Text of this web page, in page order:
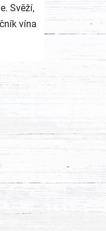
Svěží,
vína